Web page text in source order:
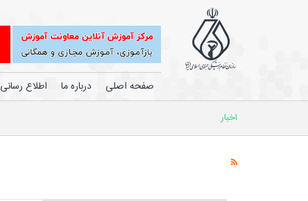
صفحه اصلی درباره ما اطلاع رسانی
اخبار